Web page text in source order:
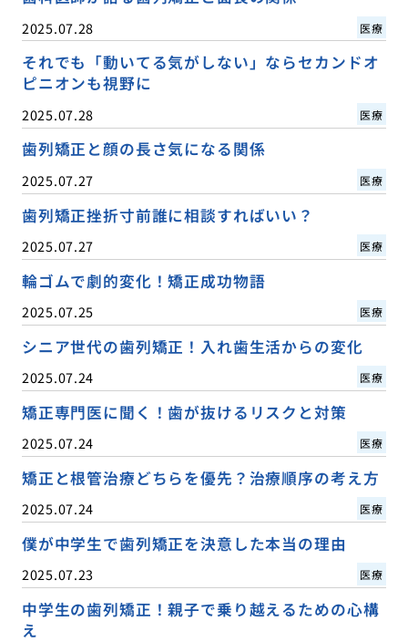
2025.07.28 医療
それでも「動いてる気がしない」ならセカンドオ
ピニオンも視野に
2025.07.28 医療
歯列矯正と顔の長さ気になる関係
2025.07.27 医療
歯列矯正挫折寸前誰に相談すればいい？
2025.07.27 医療
輪ゴムで劇的変化！矯正成功物語
2025.07.25 医療
シニア世代の歯列矯正！入れ歯生活からの変化
2025.07.24 医療
矯正専門医に聞く！歯が抜けるリスクと対策
2025.07.24 医療
矯正と根管治療どちらを優先？治療順序の考え方
2025.07.24 医療
僕が中学生で歯列矯正を決意した本当の理由
2025.07.23 医療
中学生の歯列矯正！親子で乗り越えるための心構
え